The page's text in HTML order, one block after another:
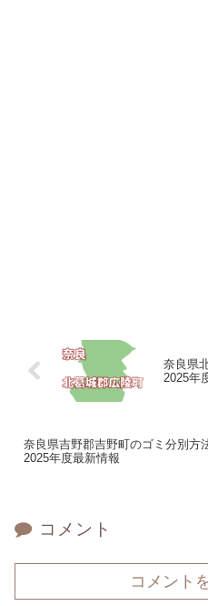
奈良県
2025年
奈良県吉野郡吉野町のゴミ分別方
2025年度最新情報
コメント
コメント